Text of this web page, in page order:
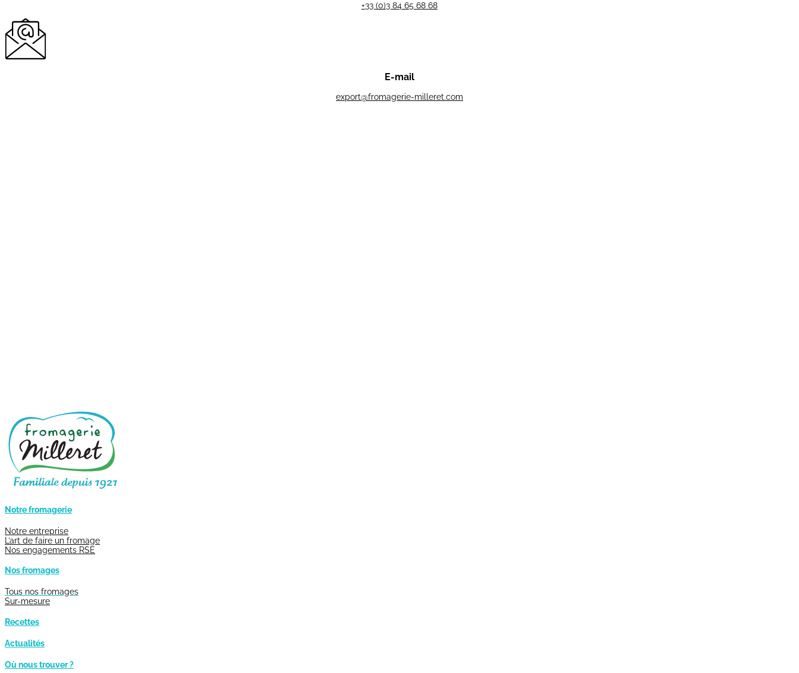
+33 (0)3 84 65 68 68
E-mail
export@fromagerie-milleret.com
Notre fromagerie
Notre entreprise
L’art de faire un fromage
Nos engagements RSE
Nos fromages
Tous nos fromages
Sur-mesure
Recettes
Actualités
Où nous trouver ?